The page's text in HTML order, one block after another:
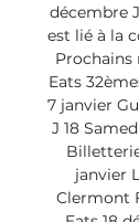
décembre
est lié à la
Prochains
Eats
7 janvier
J 18
janvier
Clermont